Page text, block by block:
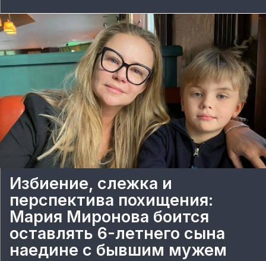
Избиение, слежка и
перспектива похищения:
Мария Миронова боится
оставлять 6-летнего сына
наедине с бывшим мужем